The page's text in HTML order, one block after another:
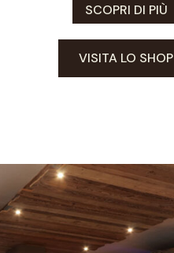
SCOPRI DI PIÙ
VISITA LO SHOP